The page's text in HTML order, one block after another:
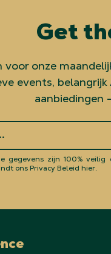
Get
voor onze
events,
aanbiedingen
gegevens zijn 100%
ons Privacy Beleid hier.